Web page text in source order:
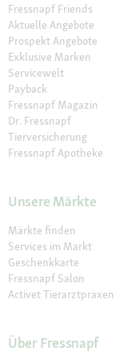
Fressnapf Friends
Aktuelle Angebote
Prospekt Angebote
Exklusive Marken
Servicewelt
Payback
Fressnapf Magazin
Dr. Fressnapf
Tierversicherung
Fressnapf Apotheke
Unsere Märkte
Märkte finden
Services im Markt
Geschenkkarte
Fressnapf Salon
Activet Tierarztpraxen
Über Fressnapf